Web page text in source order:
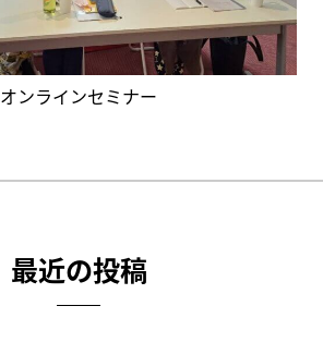
オンラインセミナー
最近の投稿